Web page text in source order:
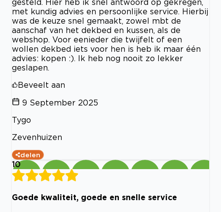
gesteld. Hier heb ik snel antwoord op gekregen,
met kundig advies en persoonlijke service. Hierbij
was de keuze snel gemaakt, zowel mbt de
aanschaf van het dekbed en kussen, als de
webshop. Voor eenieder die twijfelt of een
wollen dekbed iets voor hen is heb ik maar één
advies: kopen :). Ik heb nog nooit zo lekker
geslapen.
Beveelt aan
9 September 2025
Tygo
Zevenhuizen
delen
10
Goede kwaliteit, goede en snelle service